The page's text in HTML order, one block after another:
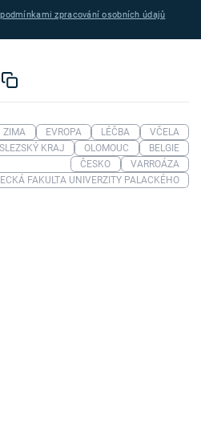
podmínkami zpracování osobních údajů
ZIMA EVROPA LÉČBA
VČELA
KRAJ OLOMOUC
BELGIE
ČESKO
VARROÁZA
FAKULTA UNIVERZITY PALACKÉHO